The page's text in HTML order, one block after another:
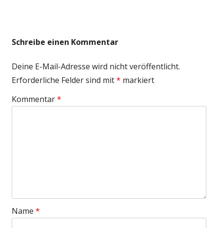
Schreibe einen Kommentar
Deine E-Mail-Adresse wird nicht veröffentlicht.
Erforderliche Felder sind mit* markiert
Kommentar*
Name *